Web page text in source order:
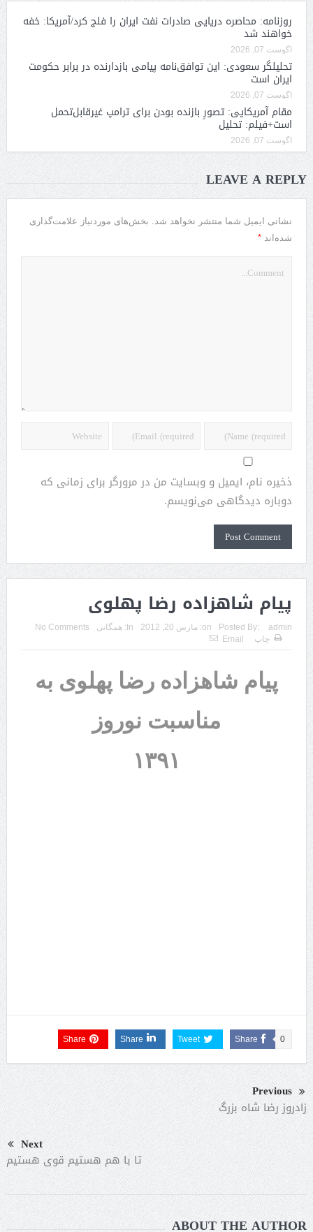
روزنامه: محاصره دریایی صادرات نفت ایران را فلج کرد/آمریکا: خفه
خواهند شد
آگوست 07, 2026
تحلیلگر سعودی: این توافق‌نامه پیامی بازدارنده در برابر حکومت
ایران است
آگوست 07, 2026
مقام آمریکایی: تصورِ بازنده بودن برای ترامپ غیرقابل‌تحمل
است+فیلم: تحلیل
آگوست 07, 2026
LEAVE A REPLY
نشانی ایمیل شما منتشر نخواهد شد. بخش‌های موردنیاز علامت‌گذاری
شده‌اند *
ذخیره نام، ایمیل و وبسایت من در مرورگر برای زمانی که
دوباره دیدگاهی می‌نویسم.
پیام شاهزاده رضا پهلوی
Posted By: admin
on: مارس 20, 2012 In: همگانی
No Comments
چاپ
Email
پیام شاهزاده رضا پهلوی به
مناسبت نوروز
۱۳۹۱
Share 0
Tweet
Share
Share
Previous
زادروز رضا شاه بزرگ
Next
تا با هم هستیم قوی هستیم
ABOUT THE AUTHOR